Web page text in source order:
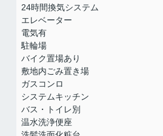
24時間換気システム
エレベーター
電気有
駐輪場
バイク置場あり
敷地内ごみ置き場
ガスコンロ
システムキッチン
バス・トイレ別
温水洗浄便座